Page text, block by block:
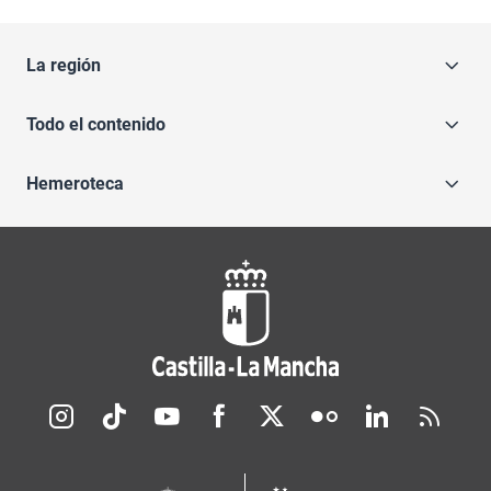
La región
Todo el contenido
Hemeroteca
Redes sociales JCCM